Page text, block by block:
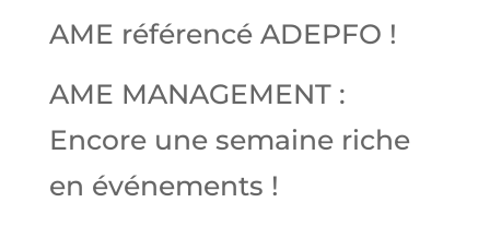
AME référencé ADEPFO !
AME MANAGEMENT :
Encore une semaine riche
en événements !